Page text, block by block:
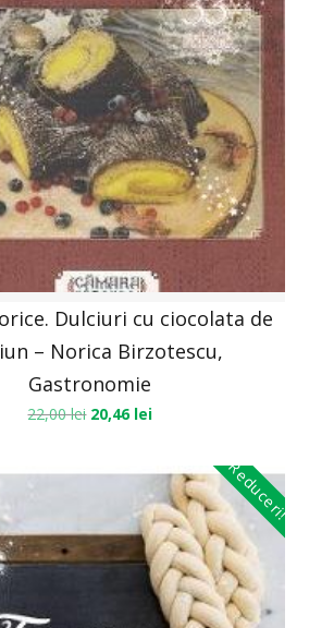
Dulciuri cu ciocolata de
– Norica Birzotescu,
Gastronomie
22,00lei 20,46 lei
Reduceri!